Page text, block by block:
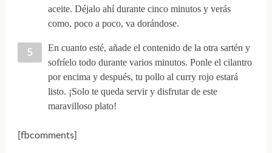
aceite. Déjalo ahí durante cinco minutos y verás
como, poco a poco, va dorándose.
En cuanto esté, añade el contenido de la otra sartén y
sofríelo todo durante varios minutos. Ponle el cilantro
por encima y después, tu pollo al curry rojo estará
listo. ¡Solo te queda servir y disfrutar de este
maravilloso plato!
[fbcomments]